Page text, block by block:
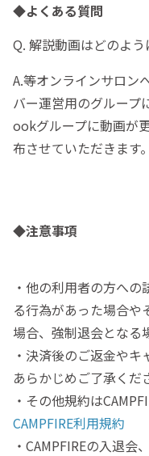
◆よくある質問
Q. 解説動画はどのよ
A.等オンラインサロン
バー運営用のグループ
ookグループに動画が
布させていただきます。
◆注意事項
・他の利用者の方へ
る行為があった場合や
場合、強制退会となる
・決済後のご返金やキ
あらかじめご了承くだ
・その他規約は
CAMPFIRE利用規約
・CAMPFIREの入退会